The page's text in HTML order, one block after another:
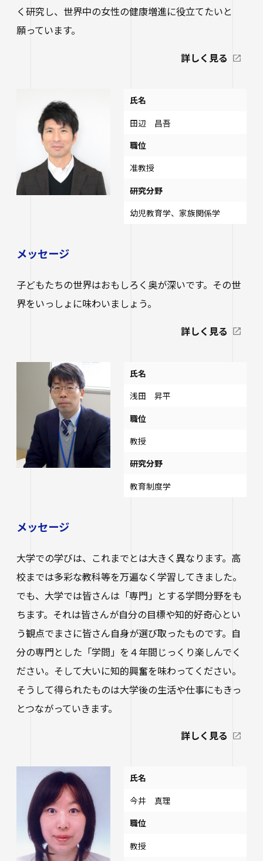
く研究し、世界中の女性の健康増進に役立てたいと
願っています。
詳しく見る
メッセージ
子どもたちの世界はおもしろく奥が深いです。その世
界をいっしょに味わいましょう。
詳しく見る
氏名
田辺 昌吾
職位
准教授
研究分野
幼児教育学、家族関係学
メッセージ
大学での学びは、これまでとは大きく異なります。高
校までは多彩な教科等を万遍なく学習してきました。
でも、大学では皆さんは「専門」とする学問分野をも
ちます。それは皆さんが自分の目標や知的好奇心とい
う観点でまさに皆さん自身が選び取ったものです。自
分の専門とした「学問」を４年間じっくり楽しんでく
ださい。そして大いに知的興奮を味わってください。
そうして得られたものは大学後の生活や仕事にもきっ
とつながっていきます。
詳しく見る
氏名
浅田 昇平
職位
教授
研究分野
教育制度学
氏名
今井 真理
職位
教授